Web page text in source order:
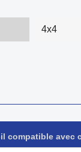
4x4
compatible avec